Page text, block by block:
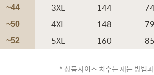
~44 3XL 144
~50 4XL 148 79
~52 5XL 160 85
* 상품사이즈 치수는 재는 방법